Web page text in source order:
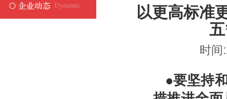
以更高标准
时间
●要坚持